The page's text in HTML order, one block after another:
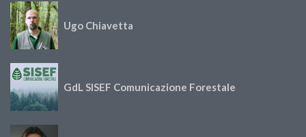
Ugo Chiavetta
GdL SISEF Comunicazione Forestale